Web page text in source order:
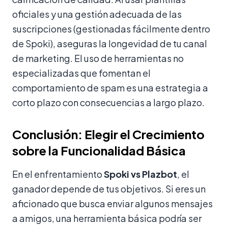
oficiales y una gestión adecuada de las
suscripciones (gestionadas fácilmente dentro
de Spoki), aseguras la longevidad de tu canal
de marketing. El uso de herramientas no
especializadas que fomentan el
comportamiento de spam es una estrategia a
corto plazo con consecuencias a largo plazo.
Conclusión: Elegir el Crecimiento
sobre la Funcionalidad Básica
En el enfrentamientoSpoki vs Plazbot, el
ganador depende de tus objetivos. Si eres un
aficionado que busca enviar algunos mensajes
a amigos, una herramienta básica podría ser